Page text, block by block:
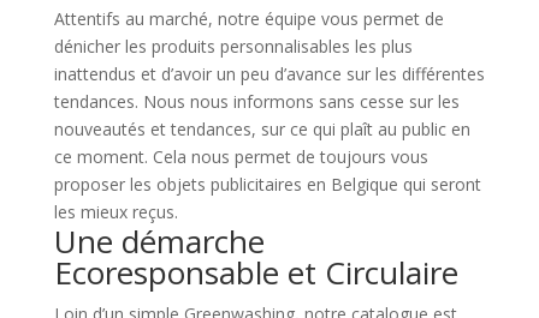
Attentifs au marché, notre équipe vous permet de
dénicher les produits personnalisables les plus
inattendus et d’avoir un peu d’avance sur les différentes
tendances. Nous nous informons sans cesse sur les
nouveautés et tendances, sur ce qui plaît au public en
ce moment. Cela nous permet de toujours vous
proposer les objets publicitaires en Belgique qui seront
les mieux reçus.
Une démarche
Ecoresponsable et Circulaire